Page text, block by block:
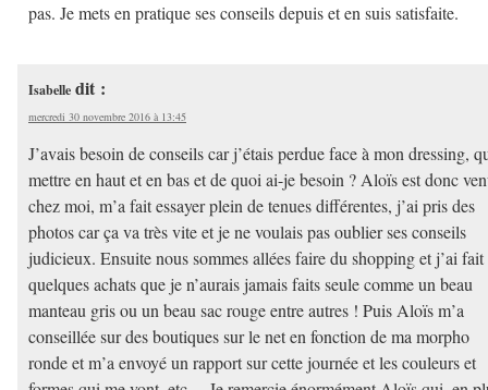
pas. Je mets en pratique ses conseils depuis et en suis satisfaite.
Isabelle dit :
mercredi 30 novembre 2016 à 13:45
J’avais besoin de conseils car j’étais perdue face à mon dressing,
mettre en haut et en bas et de quoi ai-je besoin ? Aloïs est donc
chez moi, m’a fait essayer plein de tenues différentes, j’ai pris des
photos car ça va très vite et je ne voulais pas oublier ses conseils
judicieux. Ensuite nous sommes allées faire du shopping et j’ai fait
quelques achats que je n’aurais jamais faits seule comme un beau
manteau gris ou un beau sac rouge entre autres ! Puis Aloïs m’a
conseillée sur des boutiques sur le net en fonction de ma morpho
ronde et m’a envoyé un rapport sur cette journée et les couleurs et